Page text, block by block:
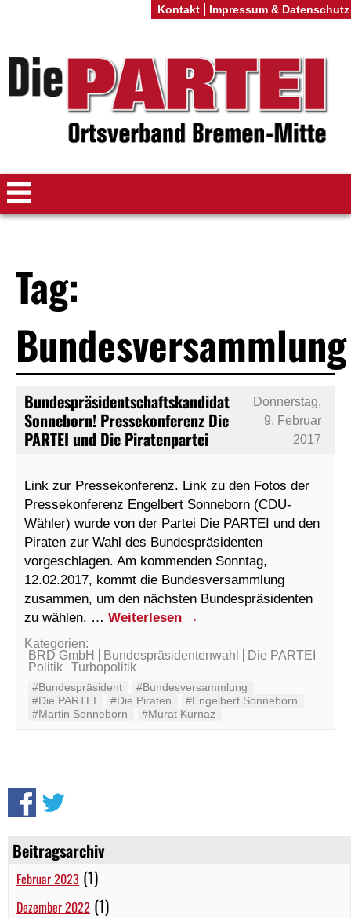
Beitragsarchiv
Februar 2023 (1)
Dezember 2022 (1)
Tag:
Bundesversammlung
Bundespräsidentschaftskandidat
Sonneborn! Pressekonferenz Die
PARTEI und Die Piratenpartei
Donnerstag,
9. Februar
2017
Link zur Pressekonferenz. Link zu den Fotos der
Pressekonferenz Engelbert Sonneborn (CDU-
Wähler) wurde von der Partei Die PARTEI und den
Piraten zur Wahl des Bundespräsidenten
vorgeschlagen. Am kommenden Sonntag,
12.02.2017, kommt die Bundesversammlung
zusammen, um den nächsten Bundespräsidenten
zu wählen. … Weiterlesen →
Kategorien:
BRD GmbH
Bundespräsidentenwahl
Die PARTEI
Politik
Turbopolitik
#Bundespräsident
#Bundesversammlung
#Die PARTEI
#Die Piraten
#Engelbert Sonneborn
#Martin Sonneborn
#Murat Kurnaz
Kontakt Impressum & Datenschutz